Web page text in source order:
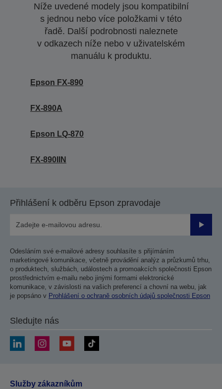
Níže uvedené modely jsou kompatibilní
s jednou nebo více položkami v této
řadě. Další podrobnosti naleznete
v odkazech níže nebo v uživatelském
manuálu k produktu.
Epson FX-890
FX-890A
Epson LQ-870
FX-890IIN
Přihlášení k odběru Epson zpravodaje
Odesláním své e-mailové adresy souhlasíte s přijímáním
marketingové komunikace, včetně provádění analýz a průzkumů trhu,
o produktech, službách, událostech a promoakcích společnosti Epson
prostřednictvím e-mailu nebo jinými formami elektronické
komunikace, v závislosti na vašich preferencí a chovní na webu, jak
je popsáno v Prohlášení o ochraně osobních údajů společnosti Epson
Sledujte nás
Služby zákazníkům